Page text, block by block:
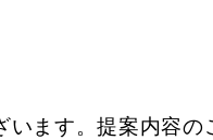
ます。提案内容